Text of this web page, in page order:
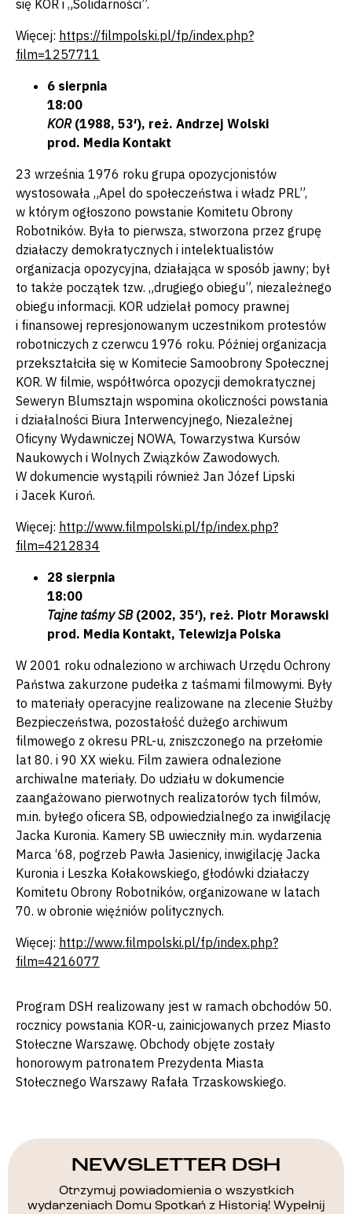
się KOR i „Solidarności”.
Więcej: https://filmpolski.pl/fp/index.php?
film=1257711
6 sierpnia
18:00
KOR(1988, 53′), reż. Andrzej Wolski
prod. Media Kontakt
23 września 1976 roku grupa opozycjonistów
wystosowała „Apel do społeczeństwa i władz PRL”,
w którym ogłoszono powstanie Komitetu Obrony
Robotników. Była to pierwsza, stworzona przez grupę
działaczy demokratycznych i intelektualistów
organizacja opozycyjna, działająca w sposób jawny; był
to także początek tzw. „drugiego obiegu”, niezależnego
obiegu informacji. KOR udzielał pomocy prawnej
i finansowej represjonowanym uczestnikom protestów
robotniczych z czerwcu 1976 roku. Później organizacja
przekształciła się w Komitecie Samoobrony Społecznej
KOR. W filmie, współtwórca opozycji demokratycznej
Seweryn Blumsztajn wspomina okoliczności powstania
i działalności Biura Interwencyjnego, Niezależnej
Oficyny Wydawniczej NOWA, Towarzystwa Kursów
Naukowych i Wolnych Związków Zawodowych.
W dokumencie wystąpili również Jan Józef Lipski
i Jacek Kuroń.
Więcej: http://www.filmpolski.pl/fp/index.php?
film=4212834
28 sierpnia
18:00
Tajne taśmy SB(2002, 35′), reż. Piotr Morawski
prod. Media Kontakt, Telewizja Polska
W 2001 roku odnaleziono w archiwach Urzędu Ochrony
Państwa zakurzone pudełka z taśmami filmowymi. Były
to materiały operacyjne realizowane na zlecenie Służby
Bezpieczeństwa, pozostałość dużego archiwum
filmowego z okresu PRL-u, zniszczonego na przełomie
lat 80. i 90 XX wieku. Film zawiera odnalezione
archiwalne materiały. Do udziału w dokumencie
zaangażowano pierwotnych realizatorów tych filmów,
m.in. byłego oficera SB, odpowiedzialnego za inwigilację
Jacka Kuronia. Kamery SB uwieczniły m.in. wydarzenia
Marca ‘68, pogrzeb Pawła Jasienicy, inwigilację Jacka
Kuronia i Leszka Kołakowskiego, głodówki działaczy
Komitetu Obrony Robotników, organizowane w latach
70. w obronie więźniów politycznych.
Więcej: http://www.filmpolski.pl/fp/index.php?
film=4216077
Program DSH realizowany jest w ramach obchodów 50.
rocznicy powstania KOR-u, zainicjowanych przez Miasto
Stołeczne Warszawę. Obchody objęte zostały
honorowym patronatem Prezydenta Miasta
Stołecznego Warszawy Rafała Trzaskowskiego.
NEWSLETTER DSH
Otrzymuj powiadomienia o wszystkich
wydarzeniach Domu Spotkań z Historią! Wypełnij